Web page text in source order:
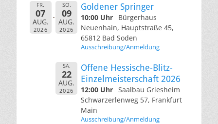
FR.
07
AUG.
2026
SO.
09
AUG.
2026
Goldener Springer
10:00 Uhr
Bürgerhaus
Neuenhain, Hauptstraße 45,
65812 Bad Soden
Ausschreibung/Anmeldung
SA.
22
AUG.
2026
Offene Hessische-Blitz-
Einzelmeisterschaft 2026
12:00 Uhr Saalbau Griesheim
Schwarzerlenweg 57, Frankfurt
Main
Ausschreibung/Anmeldung